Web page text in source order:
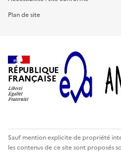
Plan de site
RÉPUBLIQUE
FRANÇAISE
Sauf mention explicite de propriété
les contenus de ce site sont proposés